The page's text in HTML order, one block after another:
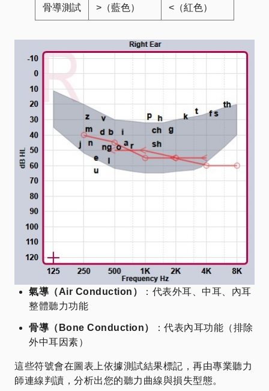
骨導測試 >（藍色） <（紅色）
氣導（Air Conduction）
：代表外耳、中耳、內耳
整體聽力功能
骨導（Bone Conduction）
：代表內耳功能（排除
外中耳因素）
這些符號會在圖表上依據測試結果標記，再由專業聽力
師連線判讀，分析出您的聽力曲線與損失型態。